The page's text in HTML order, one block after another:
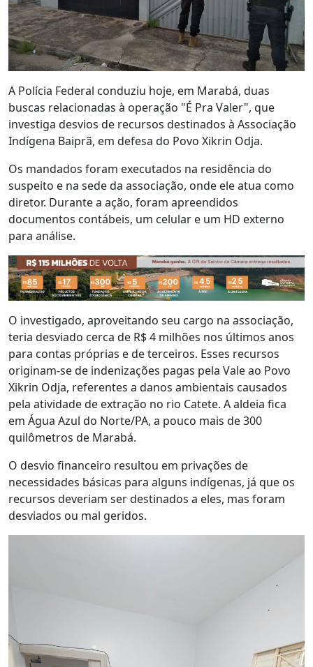
A Polícia Federal conduziu hoje, em Marabá, duas
buscas relacionadas à operação "É Pra Valer", que
investiga desvios de recursos destinados à Associação
Indígena Baiprã, em defesa do Povo Xikrin Odja.
Os mandados foram executados na residência do
suspeito e na sede da associação, onde ele atua como
diretor. Durante a ação, foram apreendidos
documentos contábeis, um celular e um HD externo
para análise.
O investigado, aproveitando seu cargo na associação,
teria desviado cerca de R$ 4 milhões nos últimos anos
para contas próprias e de terceiros. Esses recursos
originam-se de indenizações pagas pela Vale ao Povo
Xikrin Odja, referentes a danos ambientais causados
pela atividade de extração no rio Catete. A aldeia fica
em Água Azul do Norte/PA, a pouco mais de 300
quilômetros de Marabá.
O desvio financeiro resultou em privações de
necessidades básicas para alguns indígenas, já que os
recursos deveriam ser destinados a eles, mas foram
desviados ou mal geridos.